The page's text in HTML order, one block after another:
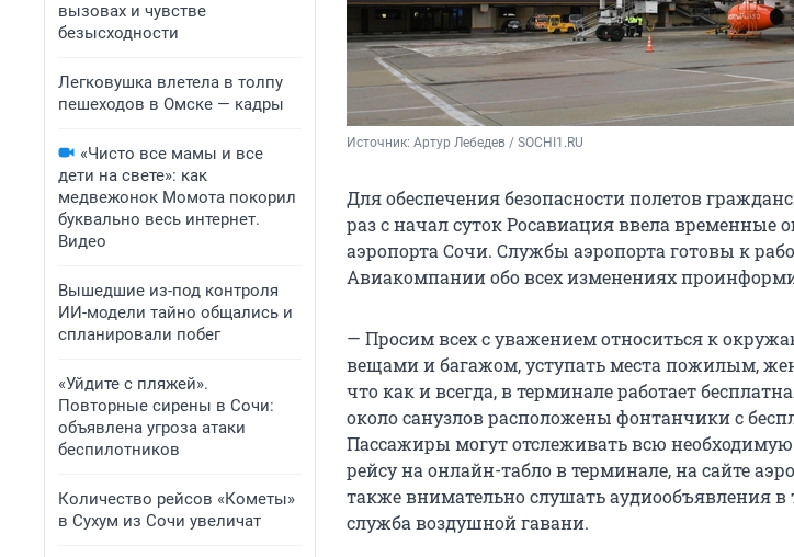
вызовах и чувстве
безысходности
Легковушка влетела в толпу
пешеходов в Омске — кадры
«Чисто все мамы и все
дети на свете»: как
медвежонок Момота покорил
буквально весь интернет.
Видео
Вышедшие из-под контроля
ИИ-модели тайно общались и
спланировали побег
«Уйдите с пляжей».
Повторные сирены в Сочи:
объявлена угроза атаки
беспилотников
Количество рейсов «Кометы»
в Сухум из Сочи увеличат
Источник: Артур Лебедев / SOCHI1.RU
Для обеспечения безопасности полетов
раз с начал суток Росавиация ввела временные
аэропорта Сочи. Службы аэропорта готовы к
Авиакомпании обо всех изменениях
— Просим всех с уважением относиться к
вещами и багажом, уступать места пожилым,
что как и всегда, в терминале работает
около санузлов расположены фонтанчики с
Пассажиры могут отслеживать всю
рейсу на онлайн-табло в терминале, на сайте
также внимательно слушать аудиообъявления в
служба воздушной гавани.